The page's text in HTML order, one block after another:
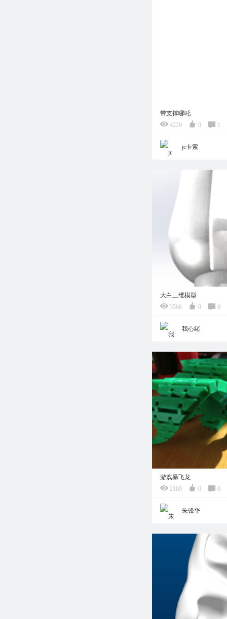
带支撑哪吒
4229
0 1
jc卡索
大白三维模型
3566
0 0
我心绪
游戏暴飞龙
2160
0 0
朱锋华